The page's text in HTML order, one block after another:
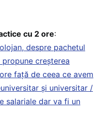
cu 2 ore:
despre pachetul
creșterea
față de ceea ce avem
și universitar /
salariale dar va fi un